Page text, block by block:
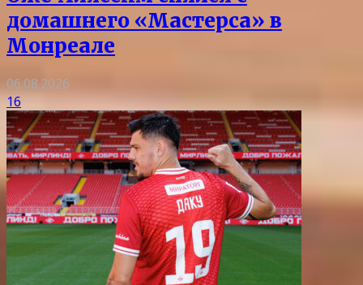
домашнего «Мастерса» в
Монреале
06.08.2026
16